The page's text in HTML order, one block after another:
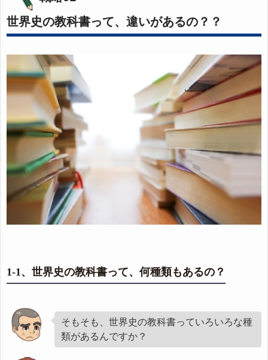
世界史の教科書って、違いがあるの？？
1-1、世界史の教科書って、何種類もあるの？
そもそも、世界史の教科書っていろいろな種
類があるんですか？